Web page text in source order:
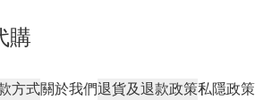
購
方式關於我們退貨及退款政策私隱政